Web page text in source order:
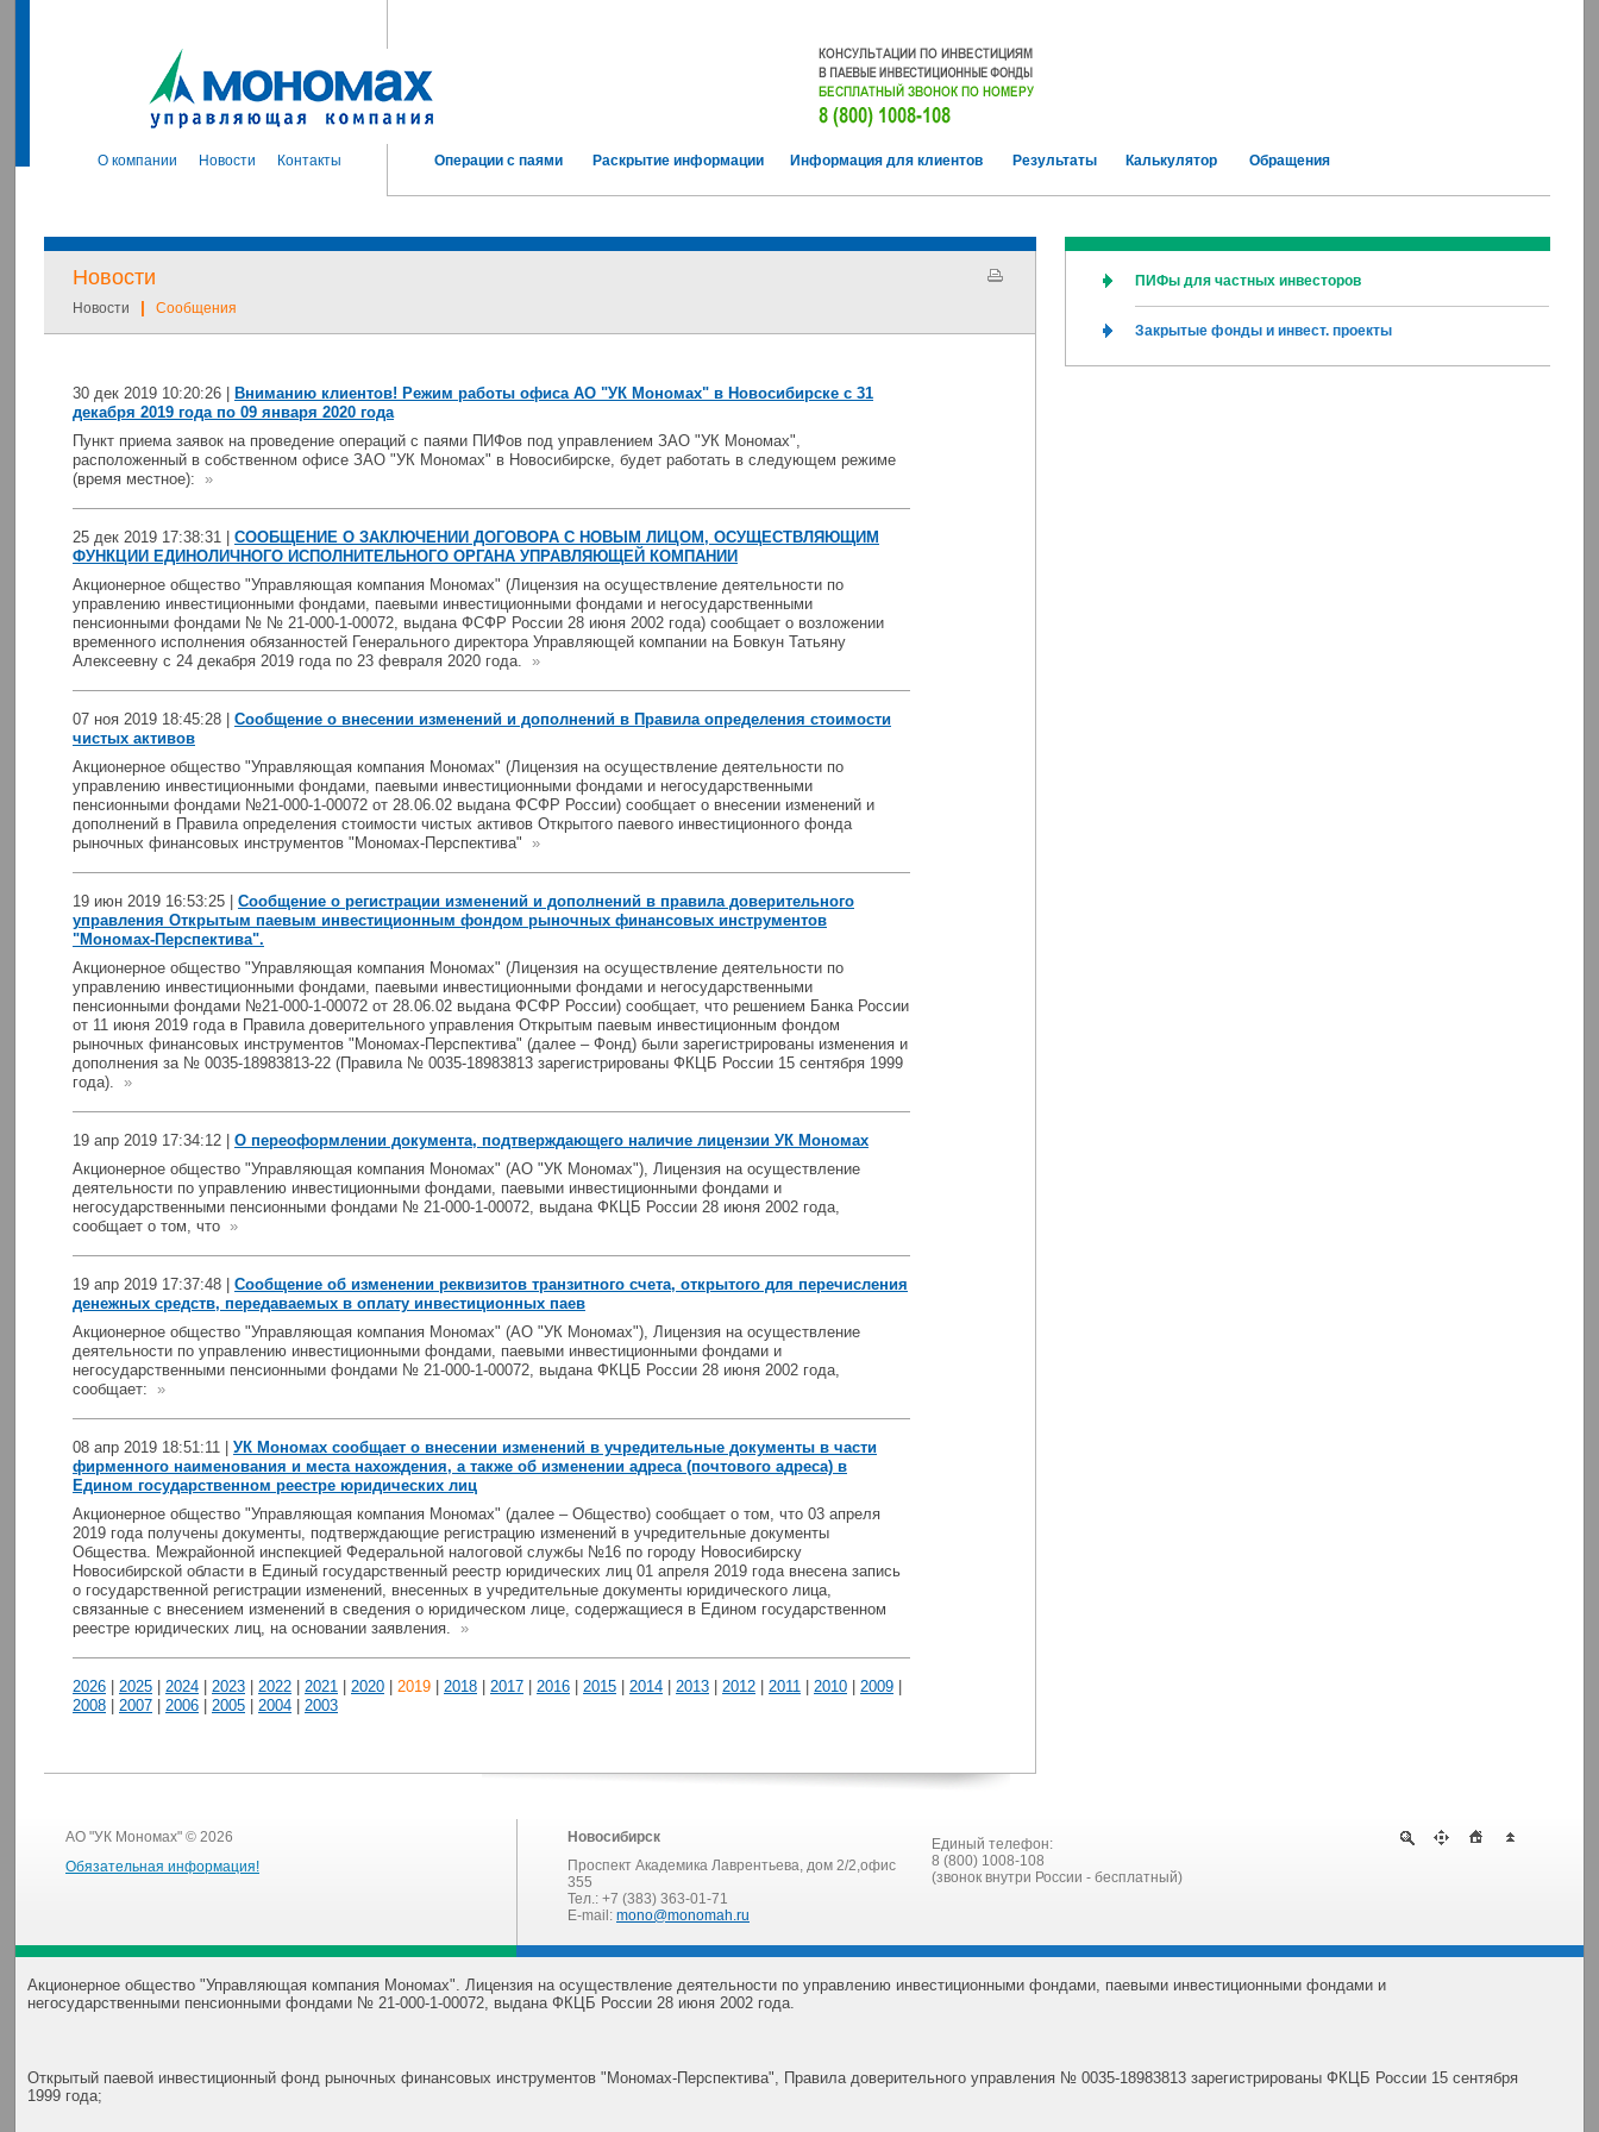
О компании Новости Контакты Операции с паями Раскрытие информации Информация для клиентов Результаты Калькулятор Обращения
Новости
Новости | Сообщения
30 дек 2019 10:20:26 |
Вниманию клиентов! Режим работы офиса АО "УК Мономах" в Новосибирске с 31
декабря 2019 года по 09 января 2020 года
Пункт приема заявок на проведение операций с паями ПИФов под управлением ЗАО "УК Мономах",
расположенный в собственном офисе ЗАО "УК Мономах" в Новосибирске, будет работать в следующем режиме
(время местное):
»
25 дек 2019 17:38:31 | СООБЩЕНИЕ О ЗАКЛЮЧЕНИИ ДОГОВОРА С НОВЫМ ЛИЦОМ, ОСУЩЕСТВЛЯЮЩИМ
ФУНКЦИИ ЕДИНОЛИЧНОГО ИСПОЛНИТЕЛЬНОГО ОРГАНА УПРАВЛЯЮЩЕЙ КОМПАНИИ
Акционерное общество "Управляющая компания Мономах" (Лицензия на осуществление деятельности по
управлению инвестиционными фондами, паевыми инвестиционными фондами и негосударственными
пенсионными фондами № № 21-000-1-00072, выдана ФСФР России 28 июня 2002 года) сообщает о возложении
временного исполнения обязанностей Генерального директора Управляющей компании на Бовкун Татьяну
Алексеевну с 24 декабря 2019 года по 23 февраля 2020 года.
»
07 ноя 2019 18:45:28 | Сообщение о внесении изменений и дополнений в Правила определения стоимости
чистых активов
Акционерное общество "Управляющая компания Мономах" (Лицензия на осуществление деятельности по
управлению инвестиционными фондами, паевыми инвестиционными фондами и негосударственными
пенсионными фондами №21-000-1-00072 от 28.06.02 выдана ФСФР России) сообщает о внесении изменений и
дополнений в Правила определения стоимости чистых активов Открытого паевого инвестиционного фонда
рыночных финансовых инструментов "Мономах-Перспектива"
»
19 июн 2019 16:53:25 | Сообщение о регистрации изменений и дополнений в правила доверительного
управления Открытым паевым инвестиционным фондом рыночных финансовых инструментов
"Мономах-Перспектива".
Акционерное общество "Управляющая компания Мономах" (Лицензия на осуществление деятельности по
управлению инвестиционными фондами, паевыми инвестиционными фондами и негосударственными
пенсионными фондами №21-000-1-00072 от 28.06.02 выдана ФСФР России) сообщает, что решением Банка России
от 11 июня 2019 года в Правила доверительного управления Открытым паевым инвестиционным фондом
рыночных финансовых инструментов "Мономах-Перспектива" (далее – Фонд) были зарегистрированы изменения и
дополнения за № 0035-18983813-22 (Правила № 0035-18983813 зарегистрированы ФКЦБ России 15 сентября 1999
года).
»
19 апр 2019 17:34:12 | О переоформлении документа, подтверждающего наличие лицензии УК Мономах
Акционерное общество "Управляющая компания Мономах" (АО "УК Мономах"), Лицензия на осуществление
деятельности по управлению инвестиционными фондами, паевыми инвестиционными фондами и
негосударственными пенсионными фондами № 21-000-1-00072, выдана ФКЦБ России 28 июня 2002 года,
сообщает о том, что »
19 апр 2019 17:37:48 | Сообщение об изменении реквизитов транзитного счета, открытого для перечисления
денежных средств, передаваемых в оплату инвестиционных паев
Акционерное общество "Управляющая компания Мономах" (АО "УК Мономах"), Лицензия на осуществление
деятельности по управлению инвестиционными фондами, паевыми инвестиционными фондами и
негосударственными пенсионными фондами № 21-000-1-00072, выдана ФКЦБ России 28 июня 2002 года,
сообщает:
»
08 апр 2019 18:51:11 | УК Мономах сообщает о внесении изменений в учредительные документы в части
фирменного наименования и места нахождения, а также об изменении адреса (почтового адреса) в
Едином государственном реестре юридических лиц
Акционерное общество "Управляющая компания Мономах" (далее – Общество) сообщает о том, что 03 апреля
2019 года получены документы, подтверждающие регистрацию изменений в учредительные документы
Общества. Межрайонной инспекцией Федеральной налоговой службы №16 по городу Новосибирску
Новосибирской области в Единый государственный реестр юридических лиц 01 апреля 2019 года внесена запись
о государственной регистрации изменений, внесенных в учредительные документы юридического лица,
связанные с внесением изменений в сведения о юридическом лице, содержащиеся в Едином государственном
реестре юридических лиц, на основании заявления.
»
2026 2025 2024 2023 2022 2021 2020 2019 2018 2017 2016 2015 2014 2013 2012 2011 2010 2009
2008
2007 2006 2005 2004 2003
ПИФы для частных инвесторов
Закрытые фонды и инвест. проекты
АО "УК Мономах" © 2026
Обязательная информация!
Новосибирск
Проспект Академика Лаврентьева, дом 2/2,офис
355
Тел.: +7 (383) 363-01-71
E-mail: mono@monomah.ru
Единый телефон:
8 (800) 1008-108
(звонок внутри России - бесплатный)
Акционерное общество "Управляющая компания Мономах". Лицензия на осуществление деятельности по управлению инвестиционными фондами, паевыми инвестиционными фондами и
негосударственными пенсионными фондами № 21-000-1-00072, выдана ФКЦБ России 28 июня 2002 года.
Открытый паевой инвестиционный фонд рыночных финансовых инструментов "Мономах-Перспектива", Правила доверительного управления № 0035-18983813 зарегистрированы ФКЦБ России 15 сентября
1999 года;